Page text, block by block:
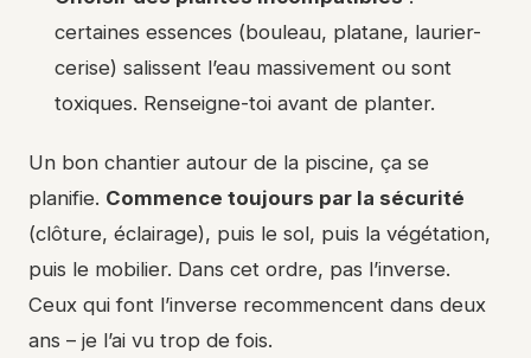
certaines essences (bouleau, platane, laurier-
cerise) salissent l’eau massivement ou sont
toxiques. Renseigne-toi avant de planter.
Un bon chantier autour de la piscine, ça se
planifie. Commence toujours par la sécurité
(clôture, éclairage), puis le sol, puis la végétation,
puis le mobilier. Dans cet ordre, pas l’inverse.
Ceux qui font l’inverse recommencent dans deux
ans – je l’ai vu trop de fois.